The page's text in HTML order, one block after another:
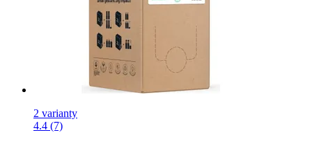
2 varianty
4.4 (7)